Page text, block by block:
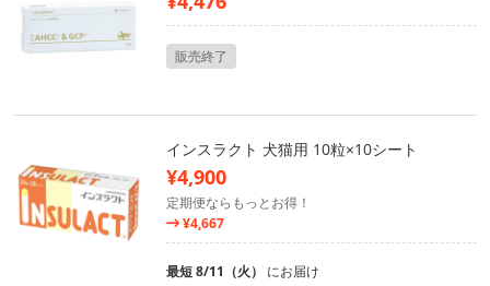
販売終了
インスラクト 犬猫用 10粒×10シート
¥4,900
定期便ならもっとお得！
¥4,667
最短 8/11（火） にお届け